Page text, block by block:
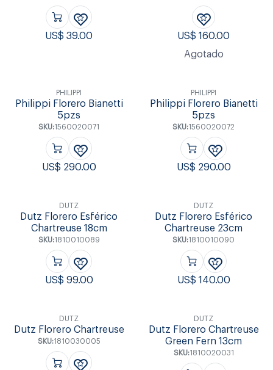
US$39.00 US$160.00
Agotado
PHILIPPI
Philippi Florero Bianetti
5pzs
SKU:1560020071
US$ 290.00
PHILIPPI
Philippi Florero Bianetti
5pzs
SKU:1560020072
US$ 290.00
DUTZ
Dutz Florero Esférico
Chartreuse 18cm
SKU:1810010089
US$ 99.00
DUTZ
Dutz Florero Esférico
Chartreuse 23cm
SKU:1810010090
US$ 140.00
DUTZ
Dutz Florero Chartreuse
SKU:1810030005
DUTZ
Dutz Florero Chartreuse
Green Fern 13cm
SKU:1810020031